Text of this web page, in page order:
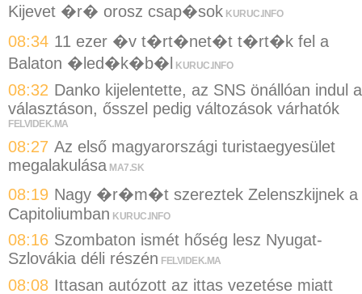
Kijevet �r� orosz csap�sok KURUC.INFO
08:34 11 ezer �v t�rt�net�t t�rt�k fel a
Balaton �led�k�b�l
KURUC.INFO
08:32 Danko kijelentette, az SNS önállóan indul a
választáson, ősszel pedig változások várhatók
FELVIDEK.MA
08:27 Az első magyarországi turistaegyesület
megalakulása MA7.SK
08:19 Nagy �r�m�t szereztek Zelenszkijnek a
Capitoliumban KURUC.INFO
08:16 Szombaton ismét hőség lesz Nyugat-
Szlovákia déli részén FELVIDEK.MA
08:08 Ittasan autózott az ittas vezetése miatt